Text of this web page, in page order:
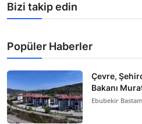
Bizi takip edin
Popüler Haberler
Çevre,
Bakanı
Ebubekir